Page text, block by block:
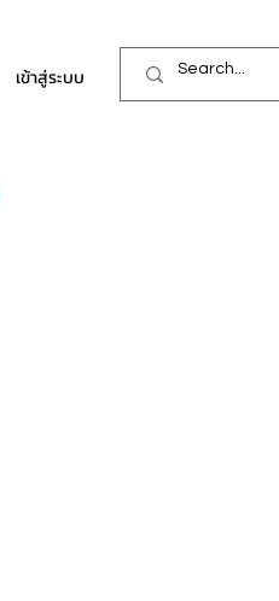
เข้าสู่ระบบ